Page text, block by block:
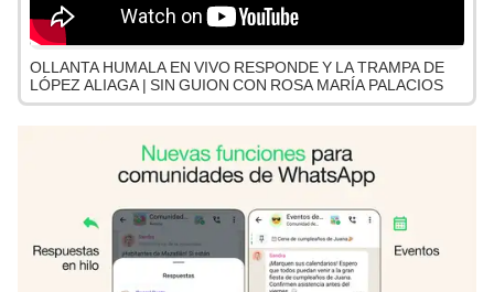
OLLANTA HUMALA EN VIVO RESPONDE Y LA TRAMPA DE
LÓPEZ ALIAGA | SIN GUION CON ROSA MARÍA PALACIOS